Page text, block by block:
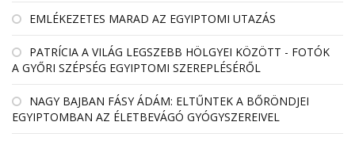
EMLÉKEZETES MARAD AZ EGYIPTOMI UTAZÁS
PATRÍCIA A VILÁG LEGSZEBB HÖLGYEI KÖZÖTT - FOTÓK
A GYŐRI SZÉPSÉG EGYIPTOMI SZEREPLÉSÉRŐL
NAGY BAJBAN FÁSY ÁDÁM: ELTŰNTEK A BŐRÖNDJEI
EGYIPTOMBAN AZ ÉLETBEVÁGÓ GYÓGYSZEREIVEL